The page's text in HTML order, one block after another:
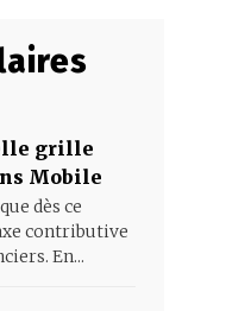
grille
Mobile
dès ce
contributive
En...